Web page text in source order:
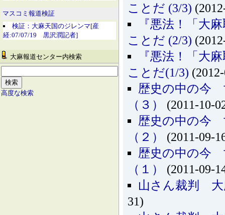
マスコミ報道検証
検証：大麻天国のジレンマ[産
経:07/07/19 黒沢潤記者]
大麻報道センター内検索
高度な検索
ことだ (3/3)
『悪法！「大
ことだ (2/3)
『悪法！「大
ことだ(1/3)
歴史の中の今
（３）
(2011-10-
歴史の中の今
（２）
(2011-09-
歴史の中の今
（１）
(2011-09-
山さん裁判 大
31)